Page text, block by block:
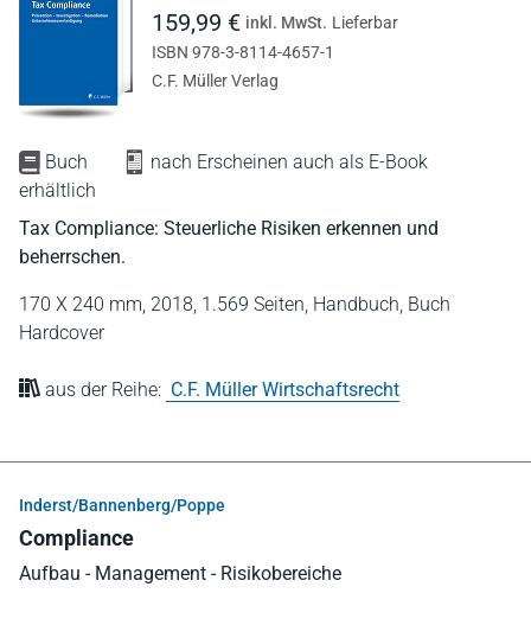
Buch
nach Erscheinen auch als E-Book
erhältlich
Tax Compliance: Steuerliche Risiken erkennen und
beherrschen.
170 X 240 mm, 2018, 1.569 Seiten, Handbuch, Buch
Hardcover
aus der Reihe: C.F. Müller Wirtschaftsrecht
159,99 € inkl. MwSt. Lieferbar
ISBN 978-3-8114-4657-1
C.F. Müller Verlag
Inderst/Bannenberg/Poppe
Compliance
Aufbau - Management - Risikobereiche